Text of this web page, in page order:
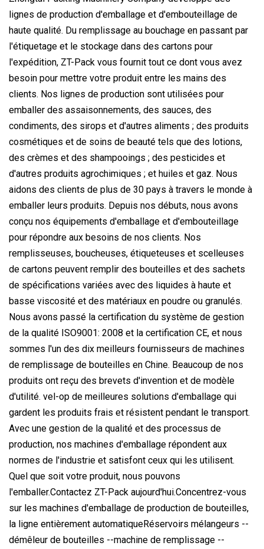
lignes de production d'emballage et d'embouteillage de
haute qualité. Du remplissage au bouchage en passant par
l'étiquetage et le stockage dans des cartons pour
l'expédition, ZT-Pack vous fournit tout ce dont vous avez
besoin pour mettre votre produit entre les mains des
clients. Nos lignes de production sont utilisées pour
emballer des assaisonnements, des sauces, des
condiments, des sirops et d'autres aliments ; des produits
cosmétiques et de soins de beauté tels que des lotions,
des crèmes et des shampooings ; des pesticides et
d'autres produits agrochimiques ; et huiles et gaz. Nous
aidons des clients de plus de 30 pays à travers le monde à
emballer leurs produits. Depuis nos débuts, nous avons
conçu nos équipements d'emballage et d'embouteillage
pour répondre aux besoins de nos clients. Nos
remplisseuses, boucheuses, étiqueteuses et scelleuses
de cartons peuvent remplir des bouteilles et des sachets
de spécifications variées avec des liquides à haute et
basse viscosité et des matériaux en poudre ou granulés.
Nous avons passé la certification du système de gestion
de la qualité ISO9001: 2008 et la certification CE, et nous
sommes l'un des dix meilleurs fournisseurs de machines
de remplissage de bouteilles en Chine. Beaucoup de nos
produits ont reçu des brevets d'invention et de modèle
d'utilité. vel-op de meilleures solutions d'emballage qui
gardent les produits frais et résistent pendant le transport.
Avec une gestion de la qualité et des processus de
production, nos machines d'emballage répondent aux
normes de l'industrie et satisfont ceux qui les utilisent.
Quel que soit votre produit, nous pouvons
l'emballer.Contactez ZT-Pack aujourd'hui.Concentrez-vous
sur les machines d'emballage de production de bouteilles,
la ligne entièrement automatiqueRéservoirs mélangeurs --
démêleur de bouteilles --machine de remplissage --